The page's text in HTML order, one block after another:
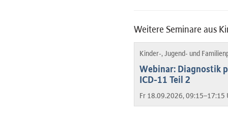
Weitere Seminare aus
Kinder-, Jugend- und
Webinar: Diagnostik
ICD-11 Teil 2
Fr 18.09.2026, 09:15–17:15